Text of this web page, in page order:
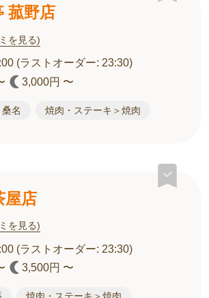
菰野店
を見る)
(ラストオーダー: 23:30)
3,000円 〜
名 焼肉・ステーキ＞焼肉
屋店
を見る)
(ラストオーダー: 23:30)
3,500円 〜